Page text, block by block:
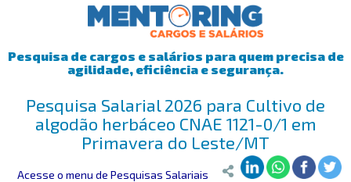
Pesquisa de cargos e salários para quem precisa de
agilidade, eficiência e segurança.
Pesquisa Salarial 2026 para Cultivo de
algodão herbáceo CNAE 1121-0/1 em
Primavera do Leste/MT
Mentoring>Pesquisa Salarial>Primavera do Leste/MT>Cultivo
Acesse o menu de Pesquisas Salariais